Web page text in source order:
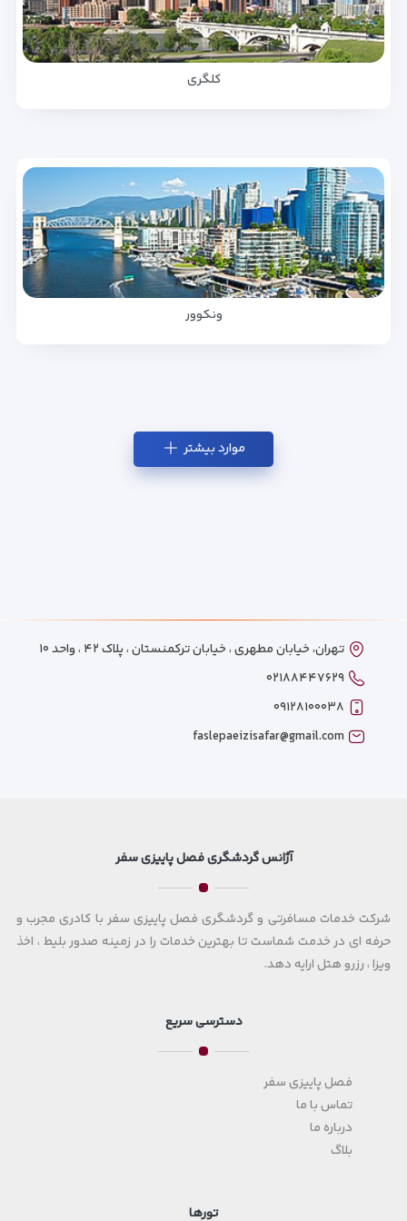
کلگری
ونکوور
موارد بیشتر
تهران، خیابان مطهری ، خیابان ترکمنستان ، پلاک ۴۲ ، واحد ۱۰
۰۲۱۸۸۴۴۷۶۲۹
۰۹۱۲۸۱۰۰۰۳۸
faslepaeizisafar@gmail.com
آژانس گردشگری فصل پاییزی سفر
شرکت خدمات مسافرتی و گردشگری فصل پاییزی سفر با کادری مجرب و
حرفه ای در خدمت شماست تا بهترین خدمات را در زمینه صدور بلیط ، اخذ
ویزا ، رزرو هتل ارایه دهد.
دسترسی سریع
فصل پاییزی سفر
تماس با ما
درباره ما
بلاگ
تورها